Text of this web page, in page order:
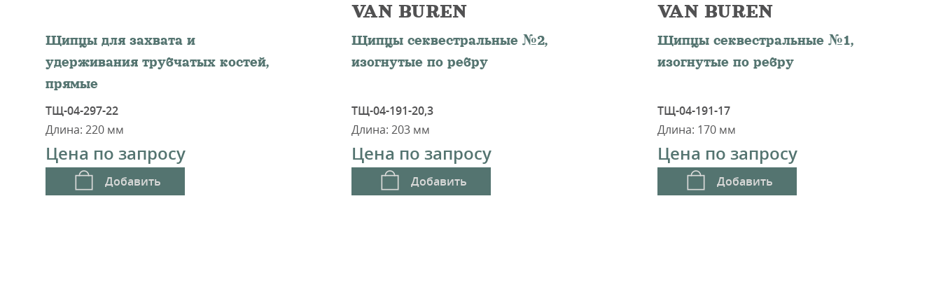
Щипцы для захвата и
удерживания трубчатых костей,
прямые
ТЩ-04-297-22
Длина: 220 мм
Цена по запросу
Добавить
VAN BUREN
Щипцы секвестральные №2,
изогнутые по ребру
ТЩ-04-191-20,3
Длина: 203 мм
Цена по запросу
Добавить
VAN BUREN
Щипцы секвестральные №1,
изогнутые по ребру
ТЩ-04-191-17
Длина: 170 мм
Цена по запросу
Добавить